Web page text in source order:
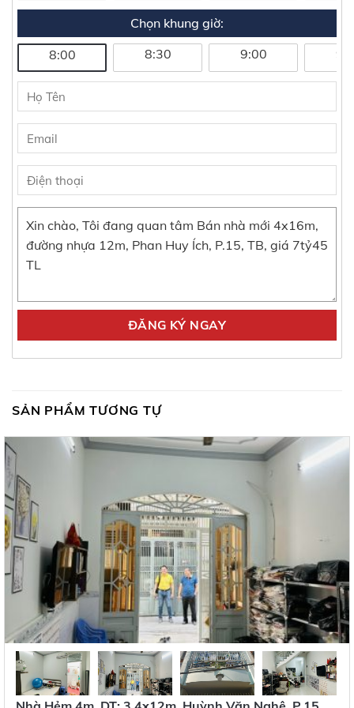
Chọn khung giờ:
8:00
8:30 9:00
SẢN PHẨM TƯƠNG TỰ